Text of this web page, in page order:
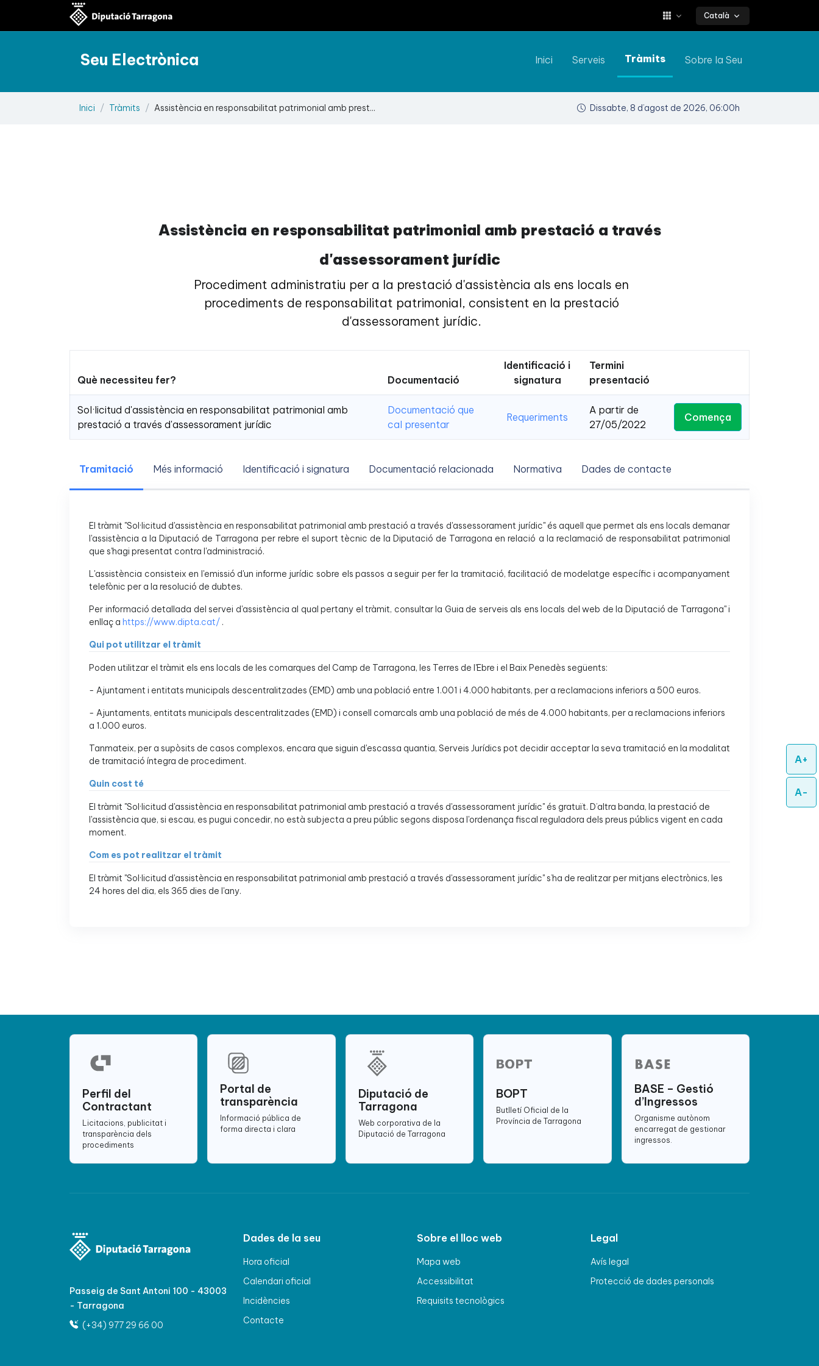
A+
A-
Català
Seu Electrònica Inici Serveis Tràmits Sobre la Seu
Inici Tràmits Assistència en responsabilitat patrimonial amb prest... Dissabte, 8 d’agost de 2026, 06:00h
Assistència en responsabilitat patrimonial amb prestació a través
d'assessorament jurídic
Procediment administratiu per a la prestació d'assistència als ens locals en
procediments de responsabilitat patrimonial, consistent en la prestació
d'assessorament jurídic.
Què necessiteu fer? Documentació
Identificació i
signatura
Termini
presentació
Sol·licitud d'assistència en responsabilitat patrimonial amb
prestació a través d'assessorament jurídic
Documentació que
cal presentar
Requeriments
A partir de
27/05/2022
Comença
Tramitació Més informació Identificació i signatura Documentació relacionada Normativa Dades de contacte
El tràmit "Sol·licitud d'assistència en responsabilitat patrimonial amb prestació a través d'assessorament jurídic" és aquell que permet als ens locals demanar
l'assistència a la Diputació de Tarragona per rebre el suport tècnic de la Diputació de Tarragona en relació a la reclamació de responsabilitat patrimonial
que s'hagi presentat contra l'administració.
L'assistència consisteix en l'emissió d'un informe jurídic sobre els passos a seguir per fer la tramitació, facilitació de modelatge específic i acompanyament
telefònic per a la resolució de dubtes.
Per informació detallada del servei d'assistència al qual pertany el tràmit, consultar la Guia de serveis als ens locals del web de la Diputació de Tarragona" i
enllaç a https://www.dipta.cat/ .
Qui pot utilitzar el tràmit
Poden utilitzar el tràmit els ens locals de les comarques del Camp de Tarragona, les Terres de l'Ebre i el Baix Penedès següents:
- Ajuntament i entitats municipals descentralitzades (EMD) amb una població entre 1.001 i 4.000 habitants, per a reclamacions inferiors a 500 euros.
- Ajuntaments, entitats municipals descentralitzades (EMD) i consell comarcals amb una població de més de 4.000 habitants, per a reclamacions inferiors
a 1.000 euros.
Tanmateix, per a supòsits de casos complexos, encara que siguin d'escassa quantia, Serveis Jurídics pot decidir acceptar la seva tramitació en la modalitat
de tramitació íntegra de procediment.
Quin cost té
El tràmit "Sol·licitud d'assistència en responsabilitat patrimonial amb prestació a través d'assessorament jurídic" és gratuït. D’altra banda, la prestació de
l'assistència que, si escau, es pugui concedir, no està subjecta a preu públic segons disposa l'ordenança fiscal reguladora dels preus públics vigent en cada
moment.
Com es pot realitzar el tràmit
El tràmit "Sol·licitud d'assistència en responsabilitat patrimonial amb prestació a través d'assessorament jurídic" s’ha de realitzar per mitjans electrònics, les
24 hores del dia, els 365 dies de l'any.
Perfil del
Contractant
Licitacions, publicitat i
transparència dels
procediments
Portal de
transparència
Informació pública de
forma directa i clara
Diputació de
Tarragona
Web corporativa de la
Diputació de Tarragona
BOPT
Butlletí Oficial de la
Província de Tarragona
BASE – Gestió
d’Ingressos
Organisme autònom
encarregat de gestionar
ingressos.
Passeig de Sant Antoni 100 - 43003
- Tarragona
(+34) 977 29 66 00
Dades de la seu
Hora oficial
Calendari oficial
Incidències
Contacte
Sobre el lloc web
Mapa web
Accessibilitat
Requisits tecnològics
Legal
Avís legal
Protecció de dades personals